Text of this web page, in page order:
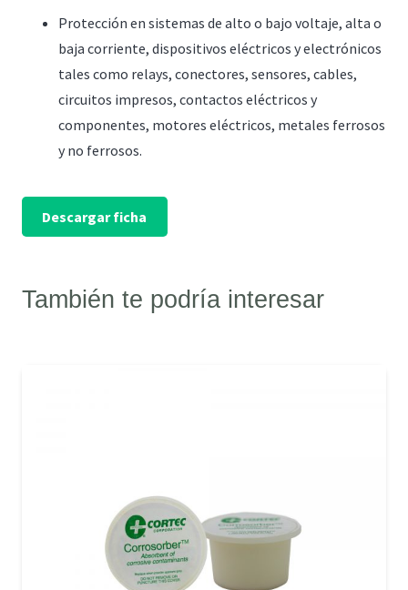
Protección en sistemas de alto o bajo voltaje, alta o
baja corriente, dispositivos eléctricos y electrónicos
tales como relays, conectores, sensores, cables,
circuitos impresos, contactos eléctricos y
componentes, motores eléctricos, metales ferrosos
y no ferrosos.
Descargar ficha
También te podría interesar